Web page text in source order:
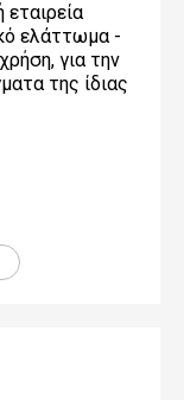
ελάττωμα -
για την
της ίδιας